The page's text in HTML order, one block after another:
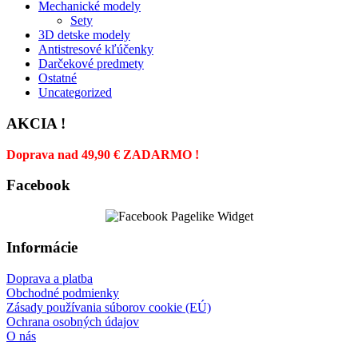
Mechanické modely
Sety
3D detske modely
Antistresové kľúčenky
Darčekové predmety
Ostatné
Uncategorized
AKCIA !
Doprava nad 49,90 € ZADARMO !
Facebook
Informácie
Doprava a platba
Obchodné podmienky
Zásady používania súborov cookie (EÚ)
Ochrana osobných údajov
O nás